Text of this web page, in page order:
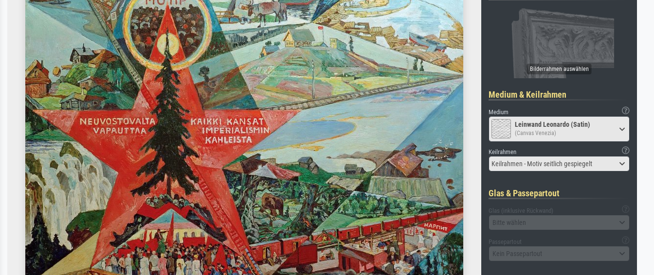
Medium & Keilrahmen
Medium
Leinwand Leonardo (Satin)
(Canvas Venezia)
Keilrahmen
Keilrahmen - Motiv seitlich gespiegelt
Glas & Passepartout
Glas (inklusive Rückwand)
Bitte wählen
Passepartout
Kein Passepartout